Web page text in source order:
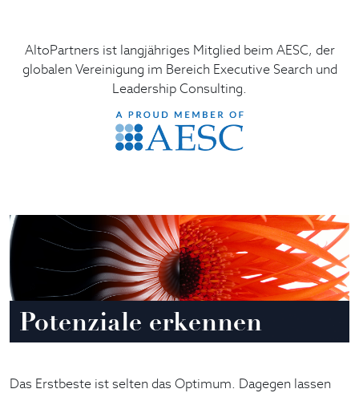
AltoPartners ist langjähriges Mitglied beim AESC, der
globalen Vereinigung im Bereich Executive Search und
Leadership Consulting.
Potenziale erkennen
Das Erstbeste ist selten das Optimum. Dagegen lassen